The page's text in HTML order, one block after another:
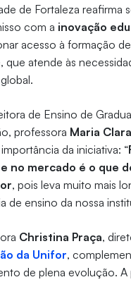
de Fortaleza reafirma
com a inovação
acesso à formação
que atende às
de Ensino de
professora Maria
da iniciativa: “
no mercado é o que
, pois leva muito mais
de ensino da nossa
Christina Praça,
da Unifor,
de plena evolução. A